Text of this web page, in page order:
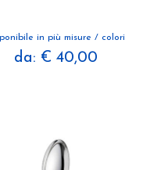
in più misure / colori
da: € 40,00